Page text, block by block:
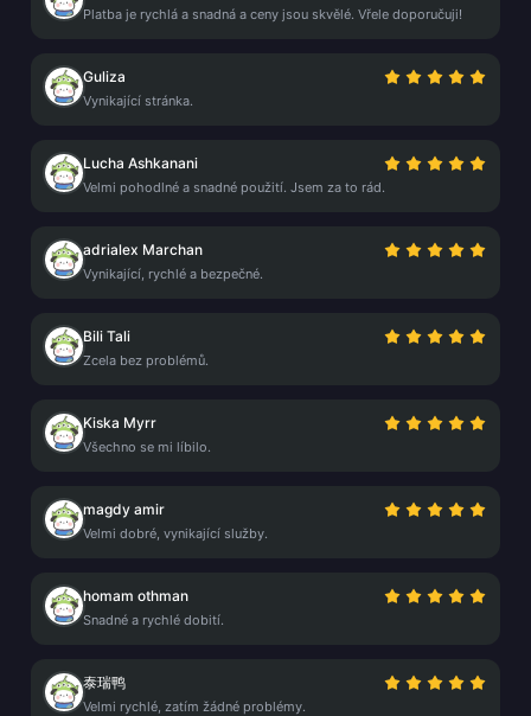
Platba je rychlá a snadná a ceny jsou skvělé. Vřele doporučuji!
Guliza
Vynikající stránka.
Lucha Ashkanani
Velmi pohodlné a snadné použití. Jsem za to rád.
adrialex Marchan
Vynikající, rychlé a bezpečné.
Bili Tali
Zcela bez problémů.
Kiska Myrr
Všechno se mi líbilo.
magdy amir
Velmi dobré, vynikající služby.
homam othman
Snadné a rychlé dobití.
泰瑞鸭
Velmi rychlé, zatím žádné problémy.